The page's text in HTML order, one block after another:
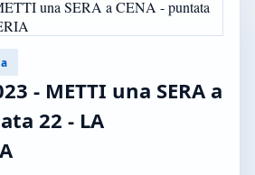
- METTI una SERA a
22 - LA